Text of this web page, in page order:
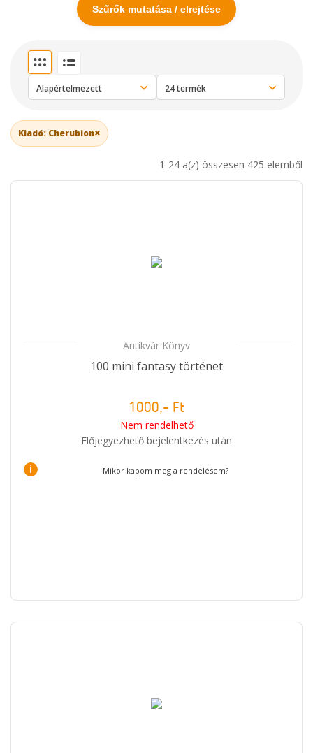
Szűrők mutatása / elrejtése
Kiadó: Cherubion×
1-24 a(z) összesen 425 elemből
Antikvár Könyv
100 mini fantasy történet
1000,- Ft
Nem rendelhető
Előjegyezhető bejelentkezés után
i Mikor kapom meg a rendelésem?